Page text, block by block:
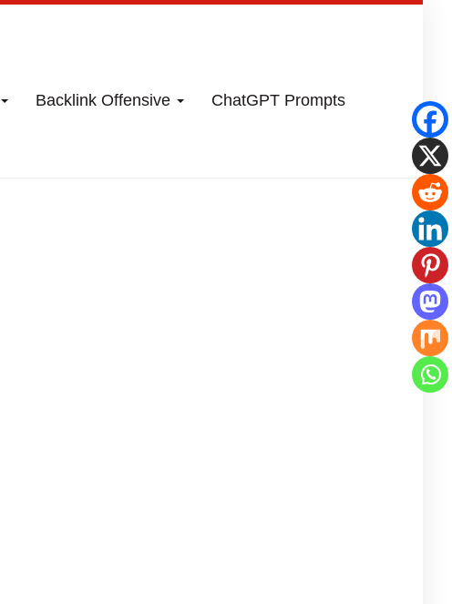
Backlink Offensive ChatGPT Prompts